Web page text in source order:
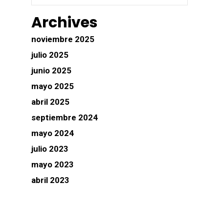
Archives
noviembre 2025
julio 2025
junio 2025
mayo 2025
abril 2025
septiembre 2024
mayo 2024
julio 2023
mayo 2023
abril 2023